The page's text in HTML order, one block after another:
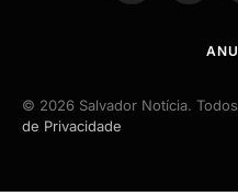
© 2026 Salvador Notícia.
de Privacidade